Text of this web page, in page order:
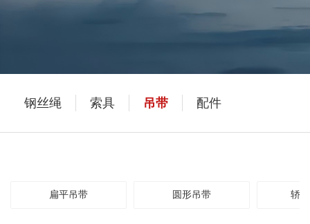
钢丝绳 索具 吊带 配件
扁平吊带 圆形吊带 轿